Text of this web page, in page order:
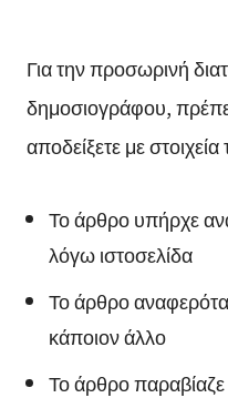
Για την προσωρινή
δημοσιογράφου,
αποδείξετε με
Το άρθρο υπήρχε
λόγω ιστοσελίδα
Το άρθρο
κάποιον άλλο
Το άρθρο παραβίαζε